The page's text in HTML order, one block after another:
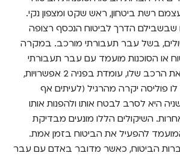
רשת ביטחון, ראש שקט ומצפון נקי.
שבשבילם הדרך לביטוח הנכסף רצופה
בשל עבר תעבורתי מורכב. במקרה
או הסוכנות מועמד עם עבר תעבורתי
פלילי שרוצה לבטח את הרכב שלו, עומדת בפניה 2 אפשרויות,
פוליסה יקרה מהרגיל (לעיתים אף
היא לסרב לבטח אותו ולהפנות אותו
השיקולים הללו מונעים מבדיקת
להפעיל את הביטוח בזמן אמת.
הביטוח, כאשר מדובר באדם עם עבר